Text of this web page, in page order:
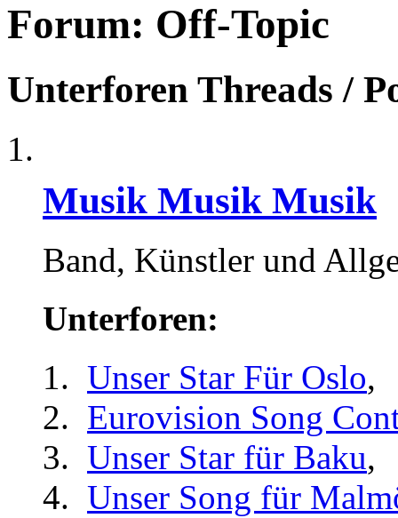
Forum: Off-Topic
Unterforen Threads /
Musik Musik Musik
Band, Künstler und
Unterforen:
Unser Star Für Oslo,
Eurovision Song
Unser Star für Baku,
Unser Song für